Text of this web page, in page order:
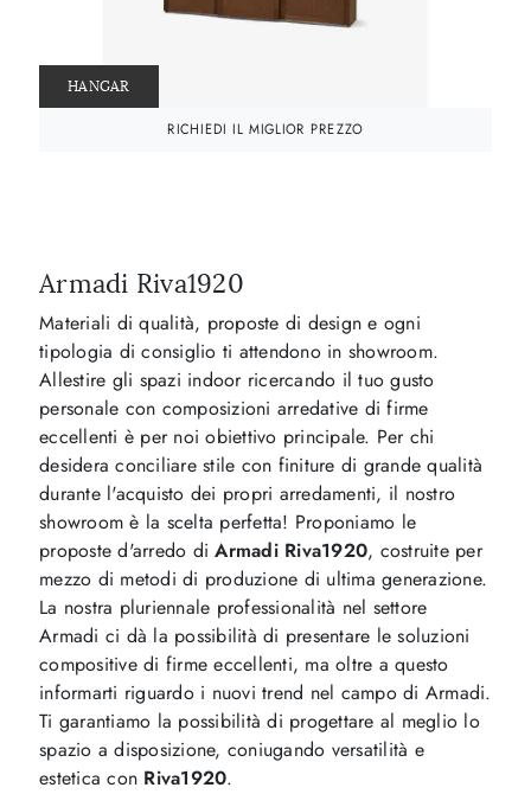
HANGAR
RICHIEDI IL MIGLIOR PREZZO
Armadi Riva1920
Materiali di qualità, proposte di design e ogni
tipologia di consiglio ti attendono in showroom.
Allestire gli spazi indoor ricercando il tuo gusto
personale con composizioni arredative di firme
eccellenti è per noi obiettivo principale. Per chi
desidera conciliare stile con finiture di grande qualità
durante l'acquisto dei propri arredamenti, il nostro
showroom è la scelta perfetta! Proponiamo le
proposte d'arredo diArmadi Riva1920, costruite per
mezzo di metodi di produzione di ultima generazione.
La nostra pluriennale professionalità nel settore
Armadi ci dà la possibilità di presentare le soluzioni
compositive di firme eccellenti, ma oltre a questo
informarti riguardo i nuovi trend nel campo di Armadi.
Ti garantiamo la possibilità di progettare al meglio lo
spazio a disposizione, coniugando versatilità e
estetica con Riva1920.